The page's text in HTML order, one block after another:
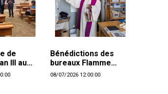
de
III au
Bénédictions des
bureaux Flamme
d'Amour à Longueuil
08/07/2026 12:00:00